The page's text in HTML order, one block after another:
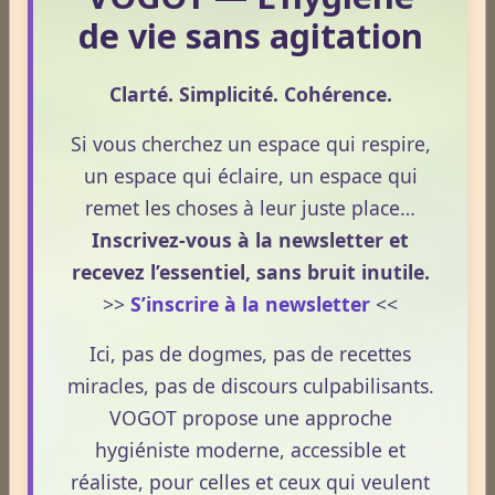
santé naturelle santé energie
immunité
naturopathie
techniques naturel stress
consommer
Témoignages
Témoignages
Derniers billets
Réharmonisation corporelle hygiéniste.
Le 24/05/2026
de vie sans agitation
Clarté. Simplicité. Cohérence.
Si vous cherchez un espace qui respire,
un espace qui éclaire, un espace qui
remet les choses à leur juste place…
Inscrivez-vous à la newsletter et
recevez l’essentiel, sans bruit inutile.
>> S’inscrire à la newsletter <<
Ici, pas de dogmes, pas de recettes
miracles, pas de discours culpabilisants.
VOGOT propose une approche
hygiéniste moderne, accessible et
réaliste, pour celles et ceux qui veulent